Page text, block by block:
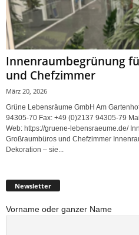
Innenraumbegrünung
und Chefzimmer
März 20, 2026
Grüne Lebensräume GmbH Am
94305-70 Fax: +49 (0)2137 94305-79
Web: https://gruene-lebensraeume.de/
Großraumbüros und Chefzimmer
Dekoration – sie...
Newsletter
Vorname oder ganzer Name